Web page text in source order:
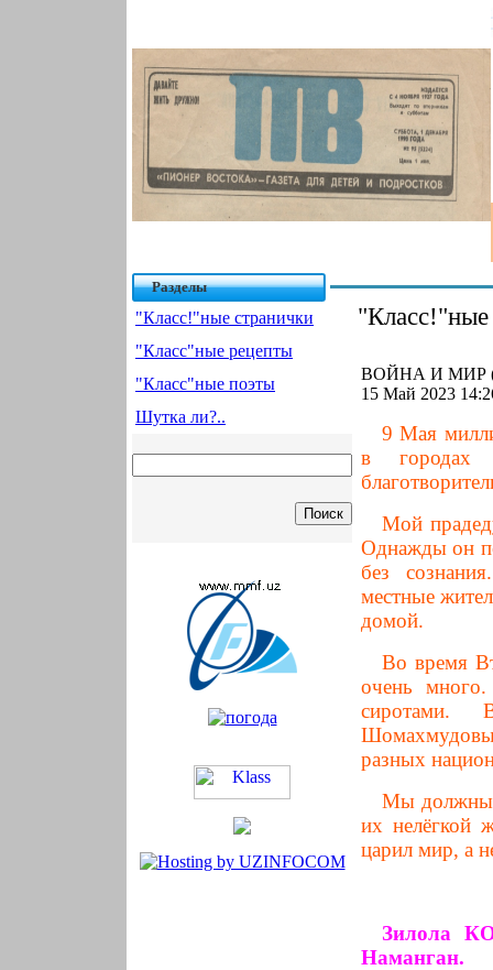
Разделы
"Класс!"ные странички
"Класс"ные рецепты
"Класс"ные поэты
Шутка ли?..
"Класс!"ные
ВОЙНА И МИР
15 Май 2023
9 Мая
в городах
Мой
Однажды он
без
местные
домой.
Во время
очень
сиротами.
разных
Мы должны
их нелёгкой
царил мир, а
Зилола
Наманган.